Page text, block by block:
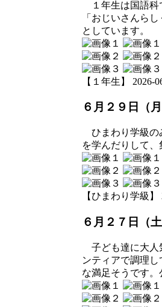
１年生は国語科
「おじいさんら
としています。
【１年生】 2026-
６月２９日（
ひまわり学級の
を学んだりして
【ひまわり学級】
６月２７日（
子ども達に大人
ンティアで調理
な満足そうです。